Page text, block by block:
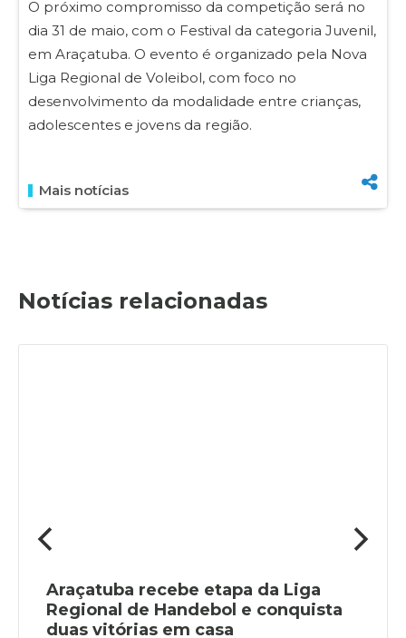
O próximo compromisso da competição será no
dia 31 de maio, com o Festival da categoria Juvenil,
em Araçatuba. O evento é organizado pela Nova
Liga Regional de Voleibol, com foco no
desenvolvimento da modalidade entre crianças,
adolescentes e jovens da região.
Mais notícias
Notícias relacionadas
Araçatuba recebe etapa da Liga
Regional de Handebol e conquista
duas vitórias em casa